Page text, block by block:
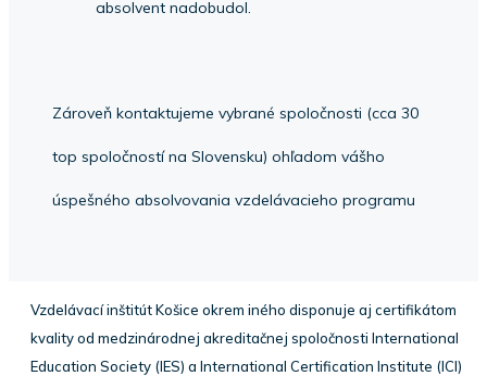
absolvent nadobudol.
Zároveň kontaktujeme vybrané spoločnosti (cca 30
top spoločností na Slovensku) ohľadom vášho
úspešného absolvovania vzdelávacieho programu
Vzdelávací inštitút Košice okrem iného disponuje aj certifikátom
kvality od medzinárodnej akreditačnej spoločnosti International
Education Society (IES) a International Certification Institute (ICI)